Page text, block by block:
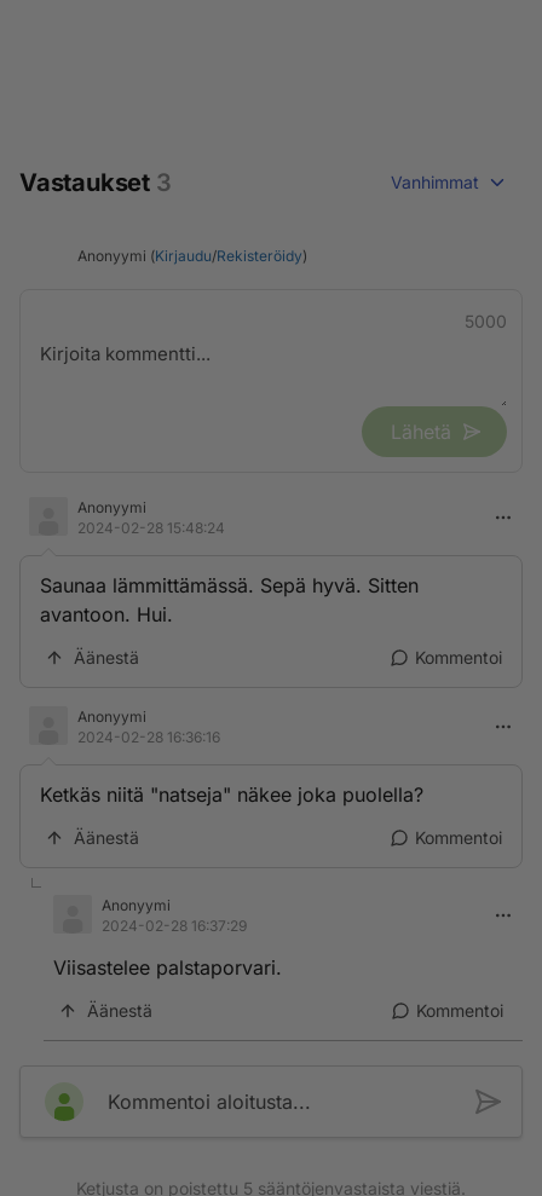
Vastaukset 3 Vanhimmat
Anonyymi (Kirjaudu/Rekisteröidy)
5000
Lähetä
Anonyymi
2024-02-28 15:48:24
Saunaa lämmittämässä. Sepä hyvä. Sitten
avantoon. Hui.
Äänestä Kommentoi
Anonyymi
2024-02-28 16:36:16
Ketkäs niitä "natseja" näkee joka puolella?
Äänestä Kommentoi
Anonyymi
2024-02-28 16:37:29
Viisastelee palstaporvari.
Äänestä Kommentoi
Kommentoi aloitusta...
Ketjusta on poistettu 5 sääntöjenvastaista viestiä.